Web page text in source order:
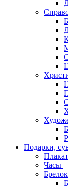
Подарки,
Часы